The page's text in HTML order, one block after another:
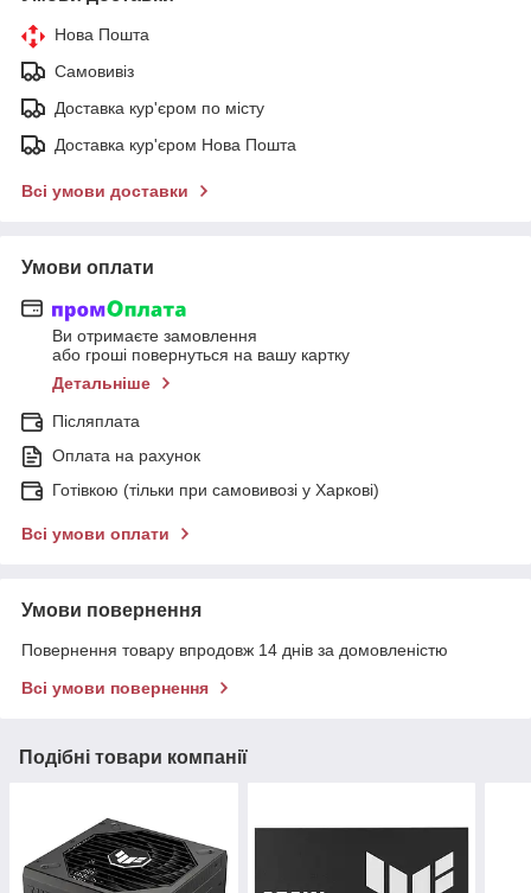
Нова Пошта
Самовивіз
Доставка кур'єром по місту
Доставка кур'єром Нова Пошта
Всі умови доставки
Умови оплати
Ви отримаєте замовлення
або гроші повернуться на вашу картку
Детальніше
Післяплата
Оплата на рахунок
Готівкою (тільки при самовивозі у Харкові)
Всі умови оплати
Умови повернення
Повернення товару впродовж 14 днів за домовленістю
Всі умови повернення
Подібні товари компанії